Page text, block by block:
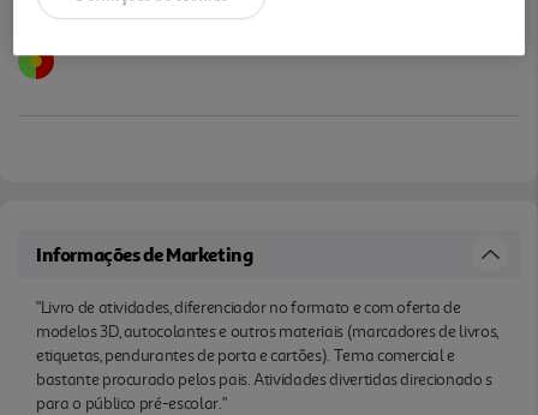
Informações de Marketing
"Livro de atividades, diferenciador no formato e com oferta de
modelos 3D, autocolantes e outros materiais (marcadores de livros,
etiquetas, pendurantes de porta e cartões). Tema comercial e
bastante procurado pelos pais. Atividades divertidas direcionado s
para o público pré-escolar."